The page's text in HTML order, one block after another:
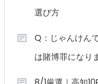
選び方
Q：じゃんけん
は賭博罪になり